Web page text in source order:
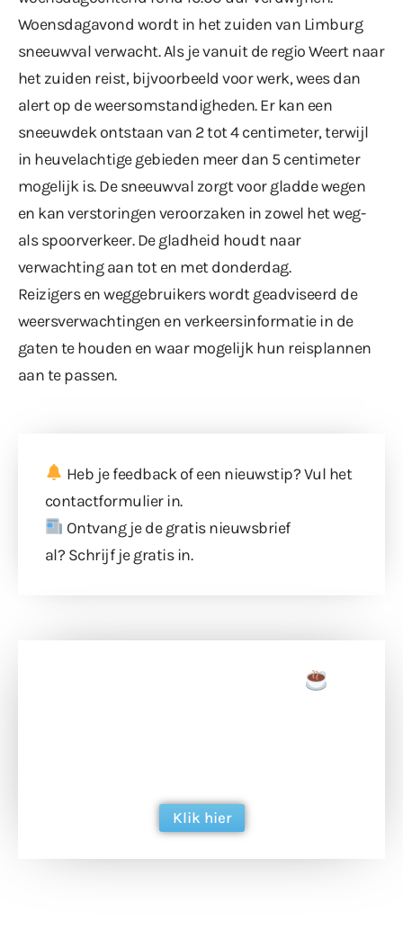
Woensdagavond wordt in het zuiden van Limburg
sneeuwval verwacht. Als je vanuit de regio Weert naar
het zuiden reist, bijvoorbeeld voor werk, wees dan
alert op de weersomstandigheden. Er kan een
sneeuwdek ontstaan van 2 tot 4 centimeter, terwijl
in heuvelachtige gebieden meer dan 5 centimeter
mogelijk is. De sneeuwval zorgt voor gladde wegen
en kan verstoringen veroorzaken in zowel het weg-
als spoorverkeer. De gladheid houdt naar
verwachting aan tot en met donderdag.
Reizigers en weggebruikers wordt geadviseerd de
weersverwachtingen en verkeersinformatie in de
gaten te houden en waar mogelijk hun reisplannen
aan te passen.
Heb je feedback of een nieuwstip? Vul het
contactformulierin.
Ontvang je de gratis nieuwsbrief
al? Schrijf je gratis in.
Klik hier